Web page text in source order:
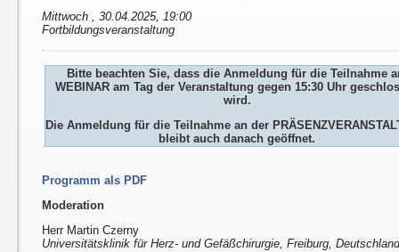
Mittwoch , 30.04.2025, 19:00
Fortbildungsveranstaltung
Bitte beachten Sie, dass die Anmeldung für die Teilnahme
WEBINAR am Tag der Veranstaltung gegen 15:30 Uhr
wird.
Die Anmeldung für die Teilnahme an der
bleibt auch danach geöffnet.
Programm als PDF
Moderation
Herr Martin Czerny
Universitätsklinik für Herz- und Gefäßchirurgie, Freiburg,